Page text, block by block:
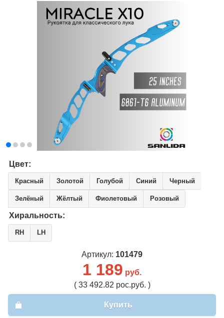
Цвет:
Красный Золотой Голубой Синий Черный
Зелёный Жёлтый Фиолетовый Розовый
Хиральность:
RH LH
Артикул: 101479
1 189 руб.
( 33 492.82 рос.руб. )
Купить